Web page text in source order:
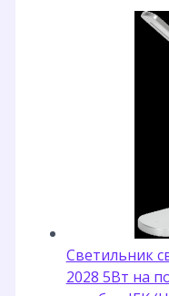
Светильник
2028 5Вт на